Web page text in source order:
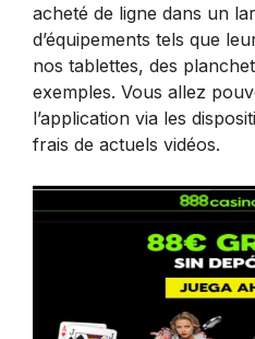
acheté de ligne dans un
d’équipements tels que
nos tablettes, des
exemples. Vous allez
l’application via les
frais de actuels vidéos.